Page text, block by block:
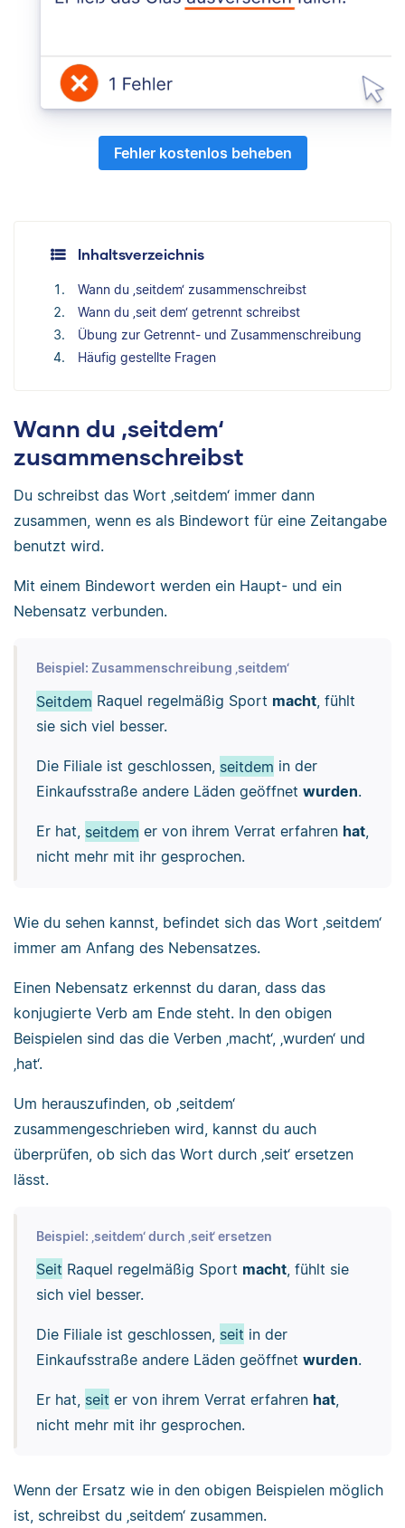
Fehler kostenlos beheben
Inhaltsverzeichnis
Wann du ‚seitdem‘ zusammenschreibst
Wann du ‚seit dem‘ getrennt schreibst
Übung zur Getrennt- und Zusammenschreibung
Häufig gestellte Fragen
Wann du ‚seitdem‘
zusammenschreibst
Du schreibst das Wort ‚seitdem‘ immer dann
zusammen, wenn es als Bindewort für eine Zeitangabe
benutzt wird.
Mit einem Bindewort werden ein Haupt- und ein
Nebensatz verbunden.
Beispiel: Zusammenschreibung ‚seitdem‘
Seitdem Raquel regelmäßig Sport macht, fühlt
sie sich viel besser.
Die Filiale ist geschlossen, seitdem in der
Einkaufsstraße andere Läden geöffnet wurden.
Er hat, seitdem er von ihrem Verrat erfahren hat,
nicht mehr mit ihr gesprochen.
Wie du sehen kannst, befindet sich das Wort ‚seitdem‘
immer am Anfang des Nebensatzes.
Einen Nebensatz erkennst du daran, dass das
konjugierte Verb am Ende steht. In den obigen
Beispielen sind das die Verben ‚macht‘, ‚wurden‘ und
‚hat‘.
Um herauszufinden, ob ‚seitdem‘
zusammengeschrieben wird, kannst du auch
überprüfen, ob sich das Wort durch ‚seit‘ ersetzen
lässt.
Beispiel: ‚seitdem‘ durch ‚seit‘ ersetzen
Seit Raquel regelmäßig Sport macht, fühlt sie
sich viel besser.
Die Filiale ist geschlossen, seit in der
Einkaufsstraße andere Läden geöffnet wurden.
Er hat, seit er von ihrem Verrat erfahren hat,
nicht mehr mit ihr gesprochen.
Wenn der Ersatz wie in den obigen Beispielen möglich
ist, schreibst du ‚seitdem‘ zusammen.